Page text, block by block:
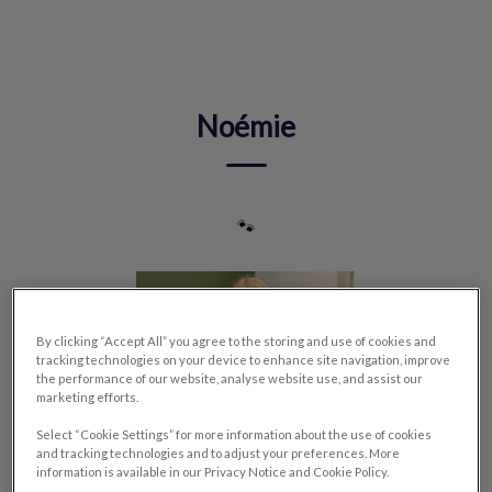
Noémie
🐾
By clicking “Accept All” you agree to the storing and use of cookies and
tracking technologies on your device to enhance site navigation, improve
the performance of our website, analyse website use, and assist our
marketing efforts.
Select “Cookie Settings” for more information about the use of cookies
and tracking technologies and to adjust your preferences. More
information is available in our Privacy Notice and Cookie Policy.